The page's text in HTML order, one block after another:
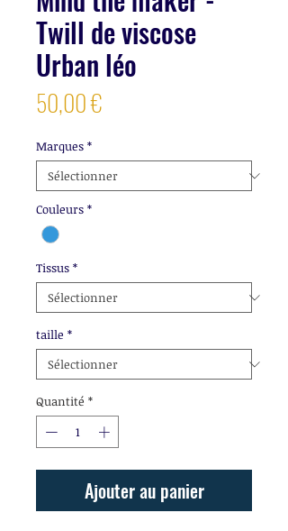
Twill de viscose
Urban léo
50,00 €
Marques *
Couleurs *
Tissus *
taille *
Quantité *
Ajouter au panier